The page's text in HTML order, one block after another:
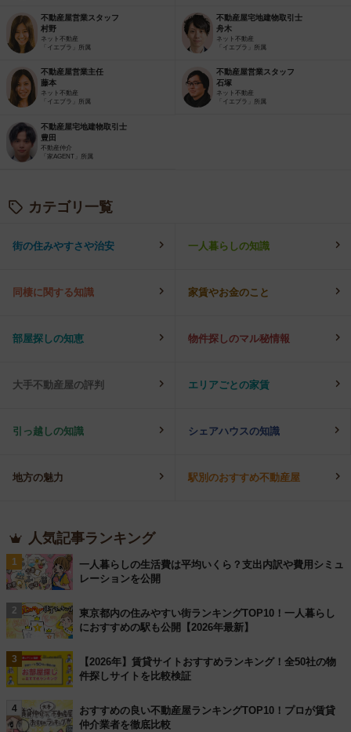
不動産屋営業スタッフ
村野
ネット不動産
「イエプラ」所属
不動産屋宅地建物取引士
舟木
ネット不動産
「イエプラ」所属
不動産屋営業主任
藤本
ネット不動産
「イエプラ」所属
不動産屋営業スタッフ
石塚
ネット不動産
「イエプラ」所属
不動産屋宅地建物取引士
豊田
不動産仲介
「家AGENT」所属
カテゴリ一覧
街の住みやすさや治安 一人暮らしの知識
同棲に関する知識 家賃やお金のこと
部屋探しの知恵 物件探しのマル秘情報
大手不動産屋の評判 エリアごとの家賃
引っ越しの知識 シェアハウスの知識
地方の魅力 駅別のおすすめ不動産屋
人気記事ランキング
1
一人暮らしの生活費は平均いくら？支出内訳や費用シミュ
レーションを公開
2
東京都内の住みやすい街ランキングTOP10！一人暮らし
におすすめの駅も公開【2026年最新】
3
【2026年】賃貸サイトおすすめランキング！全50社の物
件探しサイトを比較検証
4
おすすめの良い不動産屋ランキングTOP10！プロが賃貸
仲介業者を徹底比較